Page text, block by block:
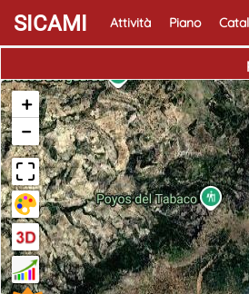
SICAMI Attività Piano
+
−